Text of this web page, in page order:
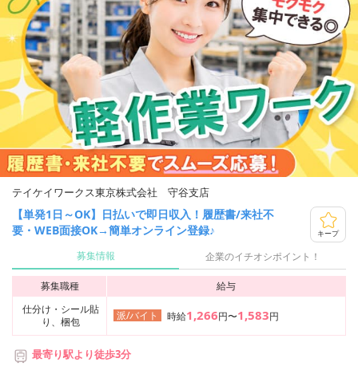
テイケイワークス東京株式会社 守谷支店
【単発1日～OK】日払いで即日収入！履歴書/来社不
要・WEB面接OK→簡単オンライン登録♪
キープ
募集情報 企業のイチオシポイント！
募集職種
給与
仕分け・シール貼
り、梱包
派/バイト 時給1,266円〜1,583円
最寄り駅より徒歩3分